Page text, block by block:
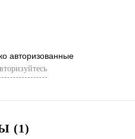
авторизованные
(1)